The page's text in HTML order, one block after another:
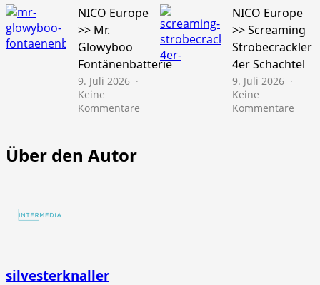
Gold
Schatz
10er
NICO Europe
>> Mr.
Glowyboo
Fontänenbatterie
9. Juli 2026
Keine
Kommentare
NICO Europe
>> Screaming
Strobecrackler
4er Schachtel
9. Juli 2026
Keine
Kommentare
Über den Autor
silvesterknaller